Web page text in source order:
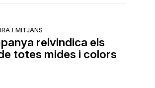
I MITJANS
reivindica els
totes mides i colors